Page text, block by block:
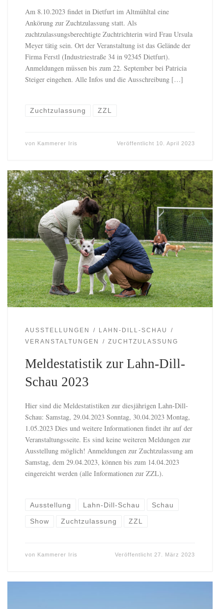
Am 8.10.2023 findet in Dietfurt im Altmühltal eine
Ankörung zur Zuchtzulassung statt. Als
zuchtzulassungsberechtigte Zuchtrichterin wird Frau Ursula
Meyer tätig sein. Ort der Veranstaltung ist das Gelände der
Firma Ferstl (Industriestraße 34 in 92345 Dietfurt).
Anmeldungen müssen bis zum 22. September bei Patricia
Steiger eingehen. Alle Infos und die Ausschreibung […]
Zuchtzulassung ZZL
von Kammerer Iris Veröffentlicht 10. April 2023
AUSSTELLUNGEN
LAHN-DILL-SCHAU
VERANSTALTUNGEN
ZUCHTZULASSUNG
Meldestatistik zur Lahn-Dill-
Schau 2023
Hier sind die Meldestatistiken zur diesjährigen Lahn-Dill-
Schau: Samstag, 29.04.2023 Sonntag, 30.04.2023 Montag,
1.05.2023 Dies und weitere Informationen findet ihr auf der
Veranstaltungsseite. Es sind keine weiteren Meldungen zur
Ausstellung möglich! Anmeldungen zur Zuchtzulassung am
Samstag, dem 29.04.2023, können bis zum 14.04.2023
eingereicht werden (alle Informationen zur ZZL).
Ausstellung Lahn-Dill-Schau Schau
Show Zuchtzulassung ZZL
von Kammerer Iris Veröffentlicht 27. März 2023